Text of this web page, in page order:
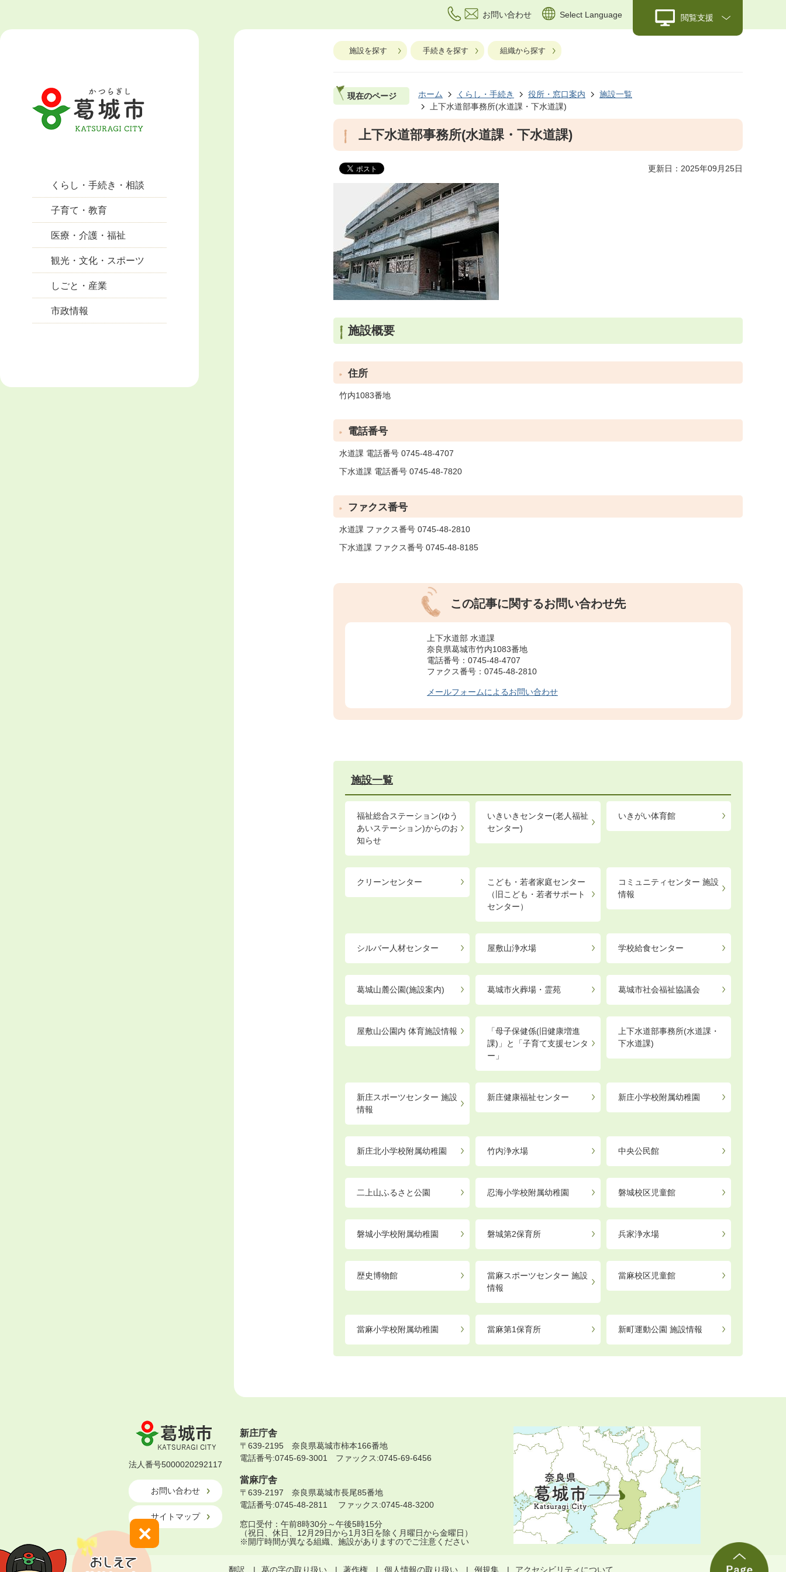
お問い合わせ Select Language 閲覧支援
くらし・手続き・相談
子育て・教育
医療・介護・福祉
観光・文化・スポーツ
しごと・産業
市政情報
施設を探す 手続きを探す 組織から探す
現在のページ ホーム くらし・手続き 役所・窓口案内
施設一覧
上下水道部事務所(水道課・下水道課)
上下水道部事務所(水道課・下水道課)
更新日：2025年09月25日
施設概要
住所
竹内1083番地
電話番号
水道課 電話番号 0745-48-4707
下水道課 電話番号 0745-48-7820
ファクス番号
水道課 ファクス番号 0745-48-2810
下水道課 ファクス番号 0745-48-8185
この記事に関するお問い合わせ先
上下水道部 水道課
奈良県葛城市竹内1083番地
電話番号：0745-48-4707
ファクス番号：0745-48-2810
メールフォームによるお問い合わせ
施設一覧
福祉総合ステーション(ゆう
あいステーション)からのお
知らせ
いきいきセンター(老人福祉
センター)
いきがい体育館
クリーンセンター
こども・若者家庭センター
（旧こども・若者サポート
センター）
コミュニティセンター 施設
情報
シルバー人材センター 屋敷山浄水場 学校給食センター
葛城山麓公園(施設案内) 葛城市火葬場・霊苑 葛城市社会福祉協議会
屋敷山公園内 体育施設情報
「母子保健係(旧健康増進
課)」と「子育て支援センタ
ー」
上下水道部事務所(水道課・
下水道課)
新庄スポーツセンター 施設
情報
新庄健康福祉センター 新庄小学校附属幼稚園
新庄北小学校附属幼稚園 竹内浄水場 中央公民館
二上山ふるさと公園 忍海小学校附属幼稚園 磐城校区児童館
磐城小学校附属幼稚園 磐城第2保育所 兵家浄水場
歴史博物館
當麻スポーツセンター 施設
情報
當麻校区児童館
當麻小学校附属幼稚園 當麻第1保育所 新町運動公園 施設情報
葛
城
市
KATSURAGI
CITY
法人番号5000020292117
お問い合わせ
サイトマップ
新庄庁舎
〒639-2195 奈良県葛城市柿本166番地
電話番号:0745-69-3001 ファックス:0745-69-6456
當麻庁舎
〒639-2197 奈良県葛城市長尾85番地
電話番号:0745-48-2811 ファックス:0745-48-3200
窓口受付：午前8時30分～午後5時15分
（祝日、休日、12月29日から1月3日を除く月曜日から金曜日）
※開庁時間が異なる組織、施設がありますのでご注意ください
翻訳 葛の字の取り扱い 著作権 個人情報の取り扱い 例規集 アクセシビリティについて
×